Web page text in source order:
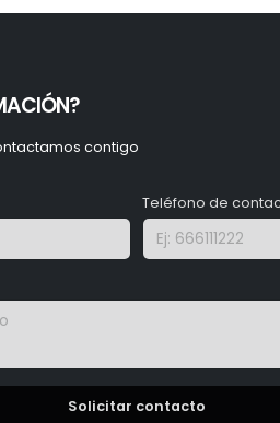
contigo
Teléfono de
Solicitar contacto